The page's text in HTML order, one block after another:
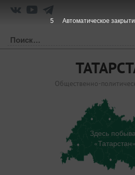
Общественно-
Здесь
«Татарстан»
5 Автоматическое